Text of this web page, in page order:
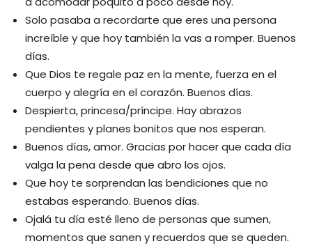
Solo pasaba a recordarte que eres una persona
increíble y que hoy también la vas a romper. Buenos
días.
Que Dios te regale paz en la mente, fuerza en el
cuerpo y alegría en el corazón. Buenos días.
Despierta, princesa/príncipe. Hay abrazos
pendientes y planes bonitos que nos esperan.
Buenos días, amor. Gracias por hacer que cada día
valga la pena desde que abro los ojos.
Que hoy te sorprendan las bendiciones que no
estabas esperando. Buenos días.
Ojalá tu día esté lleno de personas que sumen,
momentos que sanen y recuerdos que se queden.